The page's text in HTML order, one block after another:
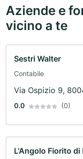
Aziende e
vicino a te
Sestri Walter
Contabile
Via Ospizio 9,
0.0 (0)
L'Angolo Fiorito di